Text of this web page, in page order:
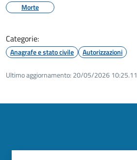
Morte
Categorie:
Anagrafe e stato civile Autorizzazioni
Ultimo aggiornamento: 20/05/2026 10:25.11